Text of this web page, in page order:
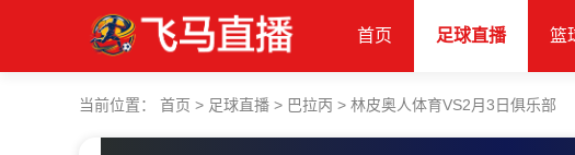
首页 足球直播 篮
当前位置： 首页 > 足球直播 > 巴拉丙 > 林皮奥人体育VS2月3日俱乐部